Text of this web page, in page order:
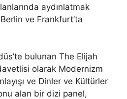
aydınlatmak
ve Frankfurt’ta
bulunan The Elijah
olarak Modernizm
ve Dinler ve Kültürler
alan bir dizi panel,